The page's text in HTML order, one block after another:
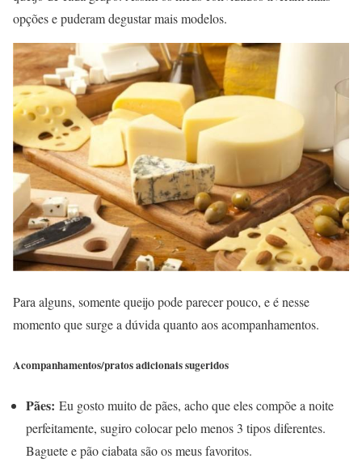
opções e puderam degustar mais modelos.
Para alguns, somente queijo pode parecer pouco, e é nesse
momento que surge a dúvida quanto aos acompanhamentos.
Acompanhamentos/pratos adicionais sugeridos
Pães: Eu gosto muito de pães, acho que eles compõe a noite
perfeitamente, sugiro colocar pelo menos 3 tipos diferentes.
Baguete e pão ciabata são os meus favoritos.